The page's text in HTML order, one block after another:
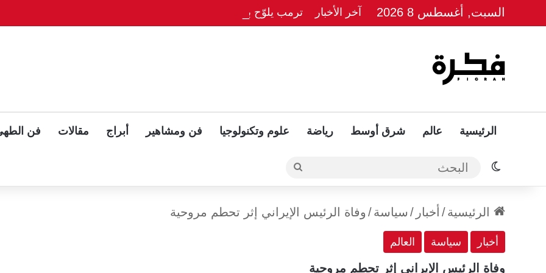
السبت, أغسطس 8 2026 آخر الأخبار ترمب يلوّح بلقاء ثلاثي مع بوتين وزيلينسكي بعد قمة ألاسكا
الرئيسية عالم شرق أوسط رياضة علوم وتكنولوجيا فن ومشاهير أبراج مقالات فن
الوضع المظلم البحث
الرئيسية/ أخبار / سياسة/ وفاة الرئيس الإيراني إثر تحطم مروحية
أخبار سياسة العالم
وفاة الرئيس الإيراني إثر تحطم مروحية